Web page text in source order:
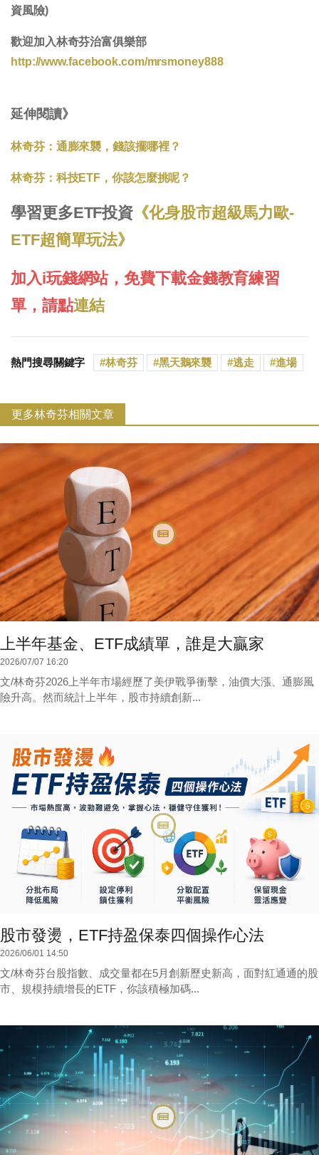
資風險)
歡迎加入林奇芬治富俱樂部
http://www.facebook.com/mrsmoney888
延伸閱讀》
林奇芬：通膨來襲，錢該擺哪裡？
林奇芬：科技ETF，你該怎麼挑呢？
學習更多ETF投資 《化身股市超級馬力歐-
ETF超簡單玩法》
加入i玩錢網站，免費下載金錢教育練習
單，請點連結
熱門搜尋關鍵字 林奇芬 黑天鵝來襲 逃走 進場
更多林奇芬相關文章
上半年基金、ETF成績單，誰是大贏家
2026/07/07 16:20
文/林奇芬2026上半年市場經歷了美伊戰爭衝擊，油價大漲、通膨風
險升高。然而統計上半年，股市持續創新...
股市發燙，ETF持盈保泰四個操作心法
2026/06/01 14:50
文/林奇芬台股指數、成交量都在5月創新歷史新高，面對紅通通的股
市、規模持續增長的ETF，你該積極加碼...